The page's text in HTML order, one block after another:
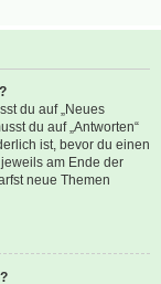
du auf „Neues
du auf „Antworten“
ist, bevor du einen
am Ende der
neue Themen